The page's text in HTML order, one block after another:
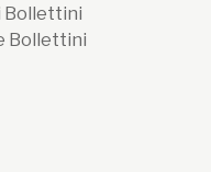
Bollettini
Bollettini